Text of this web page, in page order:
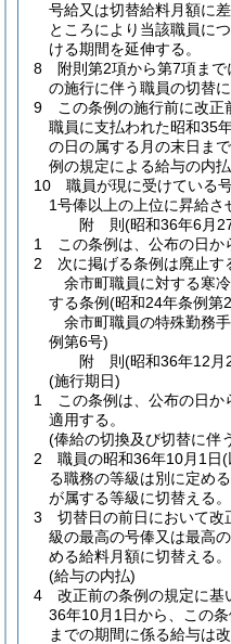
号給又は切替給料月額に
ところにより当該職員に
ける期間を延伸する。
8
附則第2項から第7項ま
の施行に伴う職員の切替
9
この条例の施行前に改
職員に支払われた昭和35
の日の属する月の末日ま
例の規定による給与の内払
10
職員が現に受けている
1号俸以上の上位に昇給さ
附 則(昭和36年6月
1
この条例は、公布の日か
2
次に掲げる条例は廃止す
余市町職員に対する寒
する条例(昭和24年条例第
余市町職員の特殊勤務
例第6号)
附 則(昭和36年12月
(施行期日)
1
この条例は、公布の日
適用する。
(俸給の切換及び切替に伴
2
職員の昭和36年10月1日(
る職務の等級は別に定め
が属する等級に切替える。
3
切替日の前日において
級の最高の号俸又は最高
める給料月額に切替える。
(給与の内払)
4
改正前の条例の規定に基
36年10月1日から、この
までの期間に係る給与は